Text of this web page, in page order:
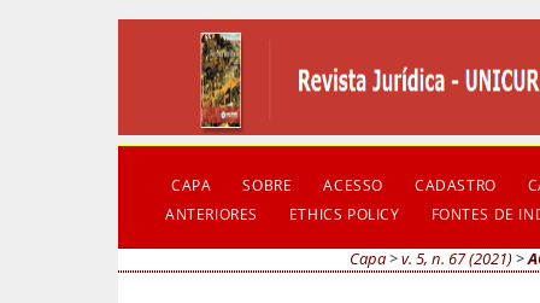
CAPA SOBRE ACESSO CADASTRO
ANTERIORES
ETHICS POLICY FONTES DE
Capa>v. 5, n. 67 (2021)>